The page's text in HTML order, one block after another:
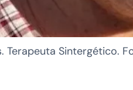
Terapeuta Sintergético.